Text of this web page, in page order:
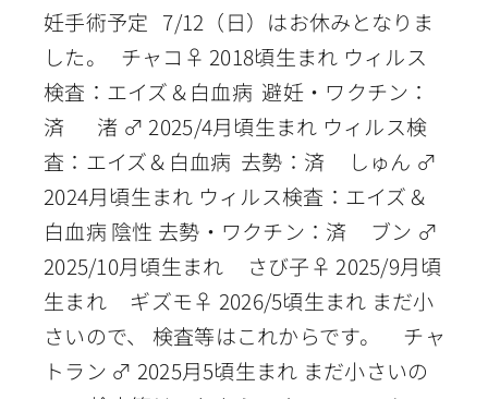
妊手術予定 7/12（日）はお休みとなりま
した。 チャコ♀ 2018頃生まれ ウィルス
検査：エイズ＆白血病 避妊・ワクチン：
済 渚 ♂ 2025/4月頃生まれ ウィルス検
査：エイズ＆白血病 去勢：済 しゅん ♂
2024月頃生まれ ウィルス検査：エイズ＆
白血病 陰性 去勢・ワクチン：済 ブン ♂
2025/10月頃生まれ さび子♀ 2025/9月頃
生まれ ギズモ♀ 2026/5頃生まれ まだ小
さいので、 検査等はこれからです。 チャ
トラン ♂ 2025月5頃生まれ まだ小さいの